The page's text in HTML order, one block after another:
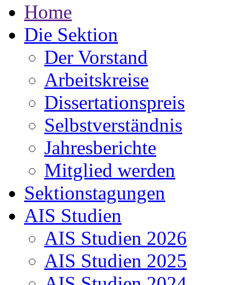
Home
Die Sektion
Der Vorstand
Arbeitskreise
Dissertationspreis
Selbstverständnis
Jahresberichte
Mitglied werden
Sektionstagungen
AIS Studien
AIS Studien 2026
AIS Studien 2025